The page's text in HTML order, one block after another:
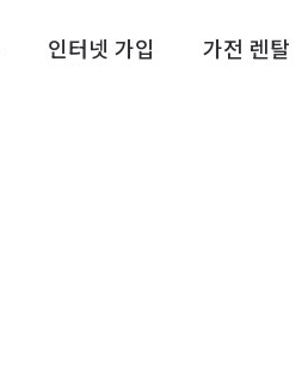
인터넷 가입 가전 렌탈